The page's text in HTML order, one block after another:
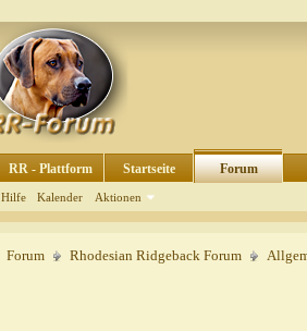
RR - Plattform Startseite Forum
Hilfe Kalender Aktionen
Forum Rhodesian Ridgeback Forum